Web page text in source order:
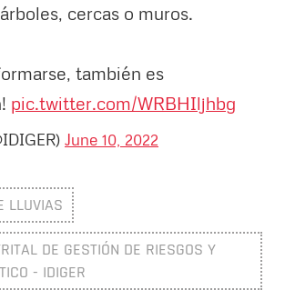
cercas o muros.
también es
pic.twitter.com/WRBHIljhbg
June 10, 2022
LLUVIAS
DE GESTIÓN DE RIESGOS Y
- IDIGER